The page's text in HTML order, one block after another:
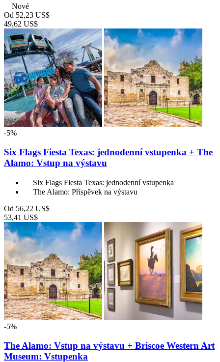
Nové
Od 52,23 US$
49,62 US$
-5%
Six Flags Fiesta Texas: jednodenní vstupenka + The
Alamo: Vstup na výstavu
Six Flags Fiesta Texas: jednodenní vstupenka
The Alamo: Příspěvek na výstavu
Od 56,22 US$
53,41 US$
-5%
The Alamo: Vstup na výstavu + Briscoe Western Art
Museum: Vstupenka